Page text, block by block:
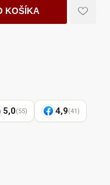
KOŠÍKA
5,0(55) 4,9(41)